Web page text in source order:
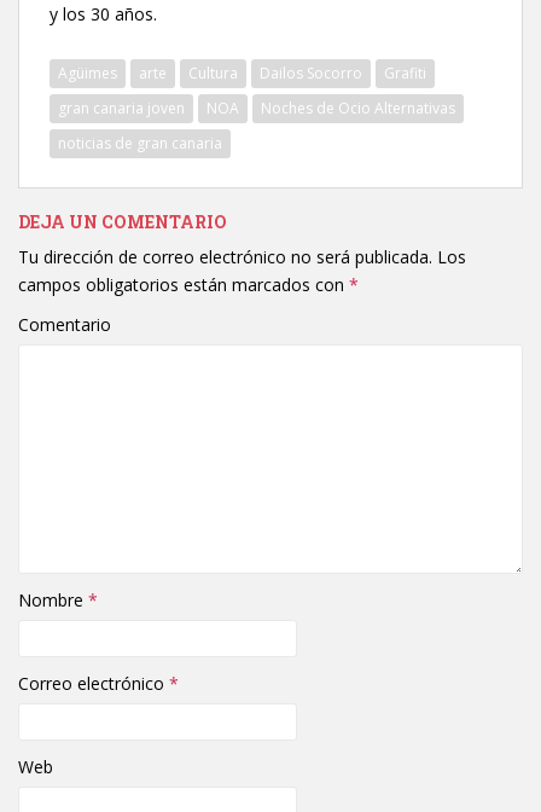
y los 30 años.
Agüimes arte Cultura Dailos Socorro
Grafiti
gran canaria joven
NOA
Noches de Ocio Alternativas
noticias de gran canaria
DEJA UN COMENTARIO
Tu dirección de correo electrónico no será publicada. Los
campos obligatorios están marcados con *
Comentario
Nombre *
Correo electrónico *
Web